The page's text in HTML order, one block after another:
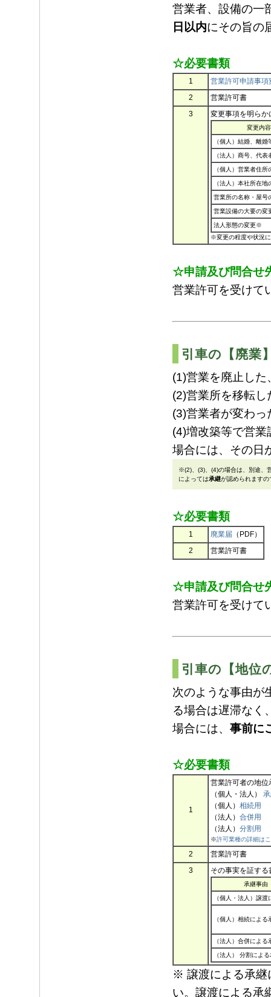
営業者、設備の一
日以内にその旨の
☆必要書類
1
営業許可申請事項
2
営業許可書
3
変更事項を明ら
変更内容
（個人）結婚、離婚
（法人）商号、代表
（個人）営業者住所
（法人）本社所在地
営業所の名称・屋号
営業設備の大要の
法人形態の変更※
※変更の程度や状況
☆申請及び問合せ
営業許可を受けて
引車の【廃業
(1)営業を廃止した
(2)営業所を移転し
(3)営業者が変わっ
(4)増改築等で営
場合には、その日
※(2)、(3)、(4)の場合は、別途、
によっては承継が認められます
☆必要書類
1 廃業届 （PDF）
2
営業許可書
☆申請及び問合せ
営業許可を受けて
引車の【地位
次のような事由が
る場合は遅滞なく
場合には、 事前に
☆必要書類
1
営業許可者の地位
（個人・法人）
（個人） 相続用
（法人） 合併用
（法人） 分割用
※許可業種の詳細は
2
営業許可書
3
その事実を証する
承継事由
（個人・法人）譲渡
（個人）相続による
（法人）合併による
（法人） 分割によ
※ 譲渡による承
い。譲渡による承